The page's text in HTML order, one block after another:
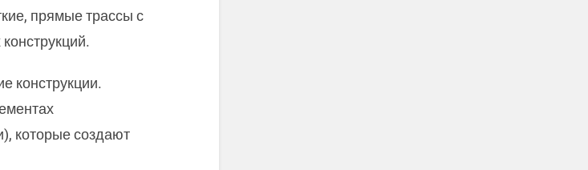
прямые трассы с
конструкции.
которые создают